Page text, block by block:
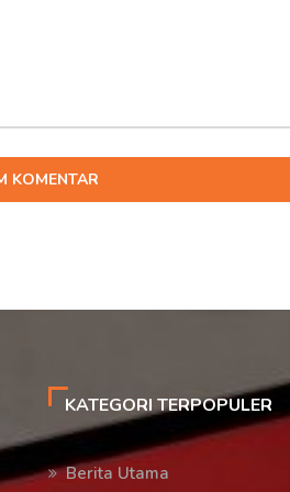
KOMENTAR
KATEGORI TERPOPULER
Berita Utama